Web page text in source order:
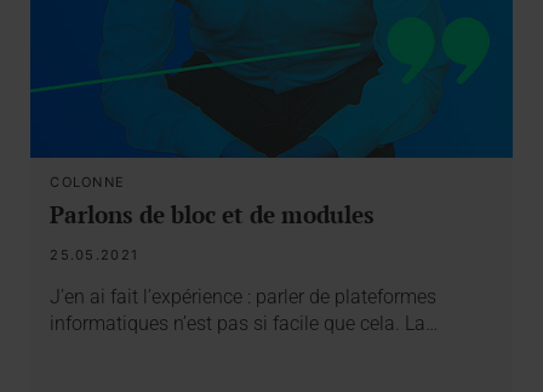
COLONNE
Parlons de bloc et de modules
25.05.2021
J’en ai fait l’expérience : parler de plateformes
informatiques n’est pas si facile que cela. La…